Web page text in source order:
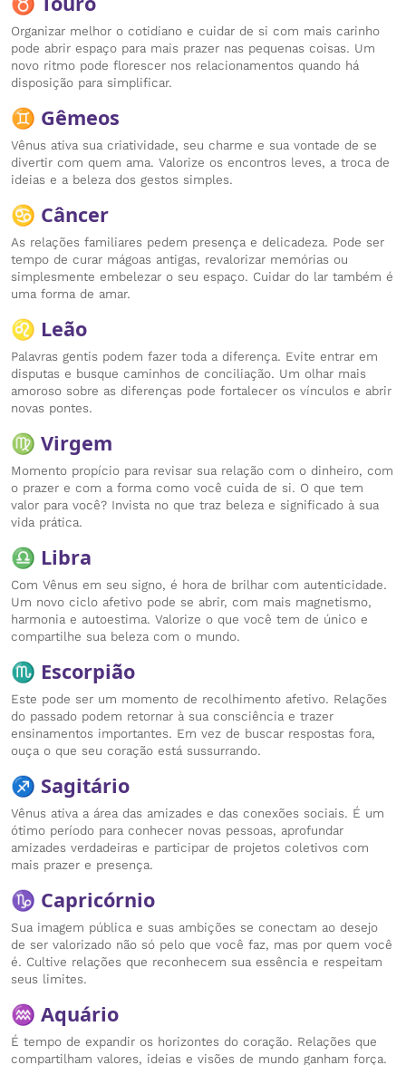
Organizar melhor o cotidiano e cuidar de si com mais carinho
pode abrir espaço para mais prazer nas pequenas coisas. Um
novo ritmo pode florescer nos relacionamentos quando há
disposição para simplificar.
♊ Gêmeos
Vênus ativa sua criatividade, seu charme e sua vontade de se
divertir com quem ama. Valorize os encontros leves, a troca de
ideias e a beleza dos gestos simples.
♋ Câncer
As relações familiares pedem presença e delicadeza. Pode ser
tempo de curar mágoas antigas, revalorizar memórias ou
simplesmente embelezar o seu espaço. Cuidar do lar também é
uma forma de amar.
♌ Leão
Palavras gentis podem fazer toda a diferença. Evite entrar em
disputas e busque caminhos de conciliação. Um olhar mais
amoroso sobre as diferenças pode fortalecer os vínculos e abrir
novas pontes.
♍ Virgem
Momento propício para revisar sua relação com o dinheiro, com
o prazer e com a forma como você cuida de si. O que tem
valor para você? Invista no que traz beleza e significado à sua
vida prática.
♎ Libra
Com Vênus em seu signo, é hora de brilhar com autenticidade.
Um novo ciclo afetivo pode se abrir, com mais magnetismo,
harmonia e autoestima. Valorize o que você tem de único e
compartilhe sua beleza com o mundo.
♏ Escorpião
Este pode ser um momento de recolhimento afetivo. Relações
do passado podem retornar à sua consciência e trazer
ensinamentos importantes. Em vez de buscar respostas fora,
ouça o que seu coração está sussurrando.
♐ Sagitário
Vênus ativa a área das amizades e das conexões sociais. É um
ótimo período para conhecer novas pessoas, aprofundar
amizades verdadeiras e participar de projetos coletivos com
mais prazer e presença.
♑ Capricórnio
Sua imagem pública e suas ambições se conectam ao desejo
de ser valorizado não só pelo que você faz, mas por quem você
é. Cultive relações que reconhecem sua essência e respeitam
seus limites.
♒ Aquário
É tempo de expandir os horizontes do coração. Relações que
compartilham valores, ideias e visões de mundo ganham força.